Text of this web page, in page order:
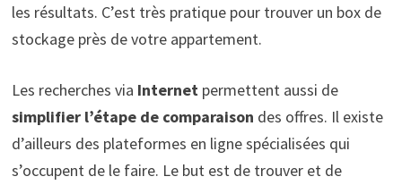
les résultats. C’est très pratique pour trouver un box de
stockage près de votre appartement.
Les recherches via Internet permettent aussi de
simplifier l’étape de comparaison des offres. Il existe
d’ailleurs des plateformes en ligne spécialisées qui
s’occupent de le faire. Le but est de trouver et de